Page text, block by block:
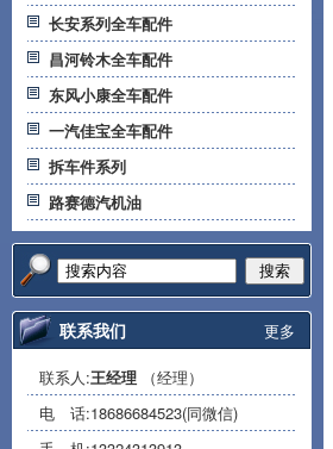
长安系列全车配件
昌河铃木全车配件
东风小康全车配件
一汽佳宝全车配件
拆车件系列
路赛德汽机油
搜索
更多
联系我们
联系人:王经理 （经理）
电 话:18686684523(同微信)